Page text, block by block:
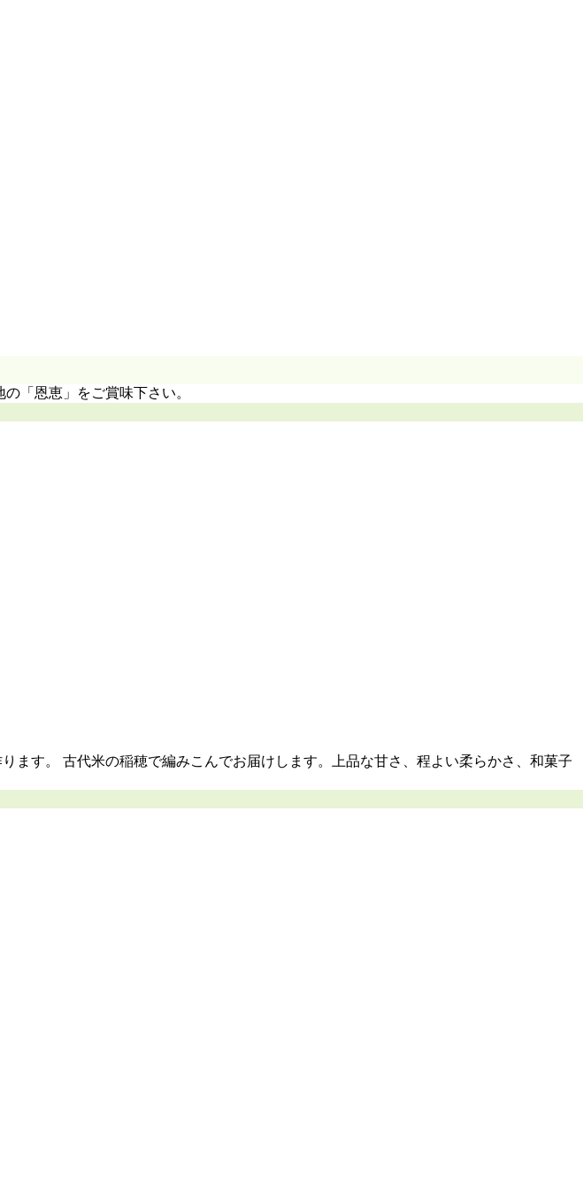
「恩恵」をご賞味下さい。
ます。 古代米の稲穂で編みこんでお届けします。上品な甘さ、程よい柔らかさ、和菓子